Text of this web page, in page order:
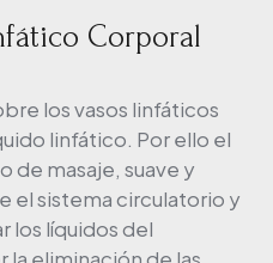
Corporal
los vasos linfáticos
linfático. Por ello el
de masaje, suave y
el sistema circulatorio y
los líquidos del